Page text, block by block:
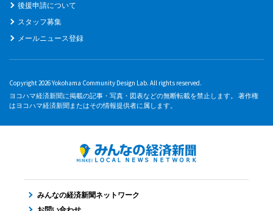
後援申請について
スタッフ募集
メールニュース登録
Copyright 2026 Yokohama Community Design Lab. All rights reserved.
ヨコハマ経済新聞に掲載の記事・写真・図表などの無断転載を禁止します。 著作権
はヨコハマ経済新聞またはその情報提供者に属します。
みんなの経済新聞ネットワーク